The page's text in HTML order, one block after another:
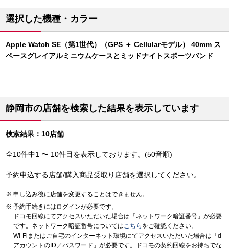
選択した機種・カラー
Apple Watch SE（第1世代）（GPS ＋ Cellularモデル） 40mm ス
ペースグレイアルミニウムケースとミッドナイトスポーツバンド
静岡市の店舗を検索した結果を表示しています
検索結果：10店舗
全10件中1 〜 10件目を表示しております。(50音順)
予約申込する店舗/購入商品受取り店舗を選択してください。
申し込み後に店舗を変更することはできません。
予約手続きにはログインが必要です。
ドコモ回線にてアクセスいただいた場合は「ネットワーク暗証番号」が必要
です。ネットワーク暗証番号についてはこちら をご確認ください。
Wi-Fiまたはご自宅のインターネット環境にてアクセスいただいた場合は「d
アカウントのID／パスワード」が必要です。ドコモの契約回線をお持ちでな